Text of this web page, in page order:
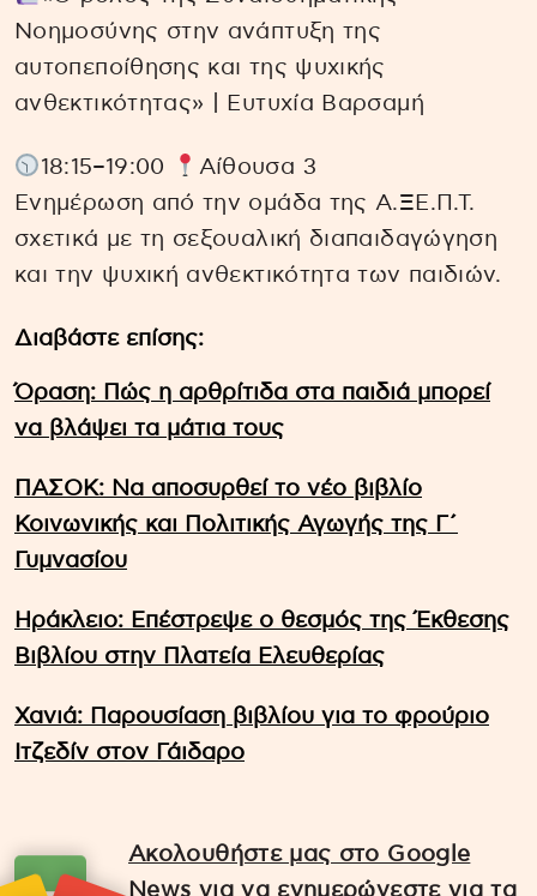
Νοημοσύνης στην ανάπτυξη της
αυτοπεποίθησης και της ψυχικής
ανθεκτικότητας» | Ευτυχία Βαρσαμή
18:15–19:00
Αίθουσα 3
Ενημέρωση από την ομάδα της Α.ΞΕ.Π.Τ.
σχετικά με τη σεξουαλική διαπαιδαγώγηση
και την ψυχική ανθεκτικότητα των παιδιών.
Διαβάστε επίσης:
Όραση: Πώς η αρθρίτιδα στα παιδιά μπορεί
να βλάψει τα μάτια τους
ΠΑΣΟΚ: Να αποσυρθεί το νέο βιβλίο
Κοινωνικής και Πολιτικής Αγωγής της Γ΄
Γυμνασίου
Ηράκλειο: Επέστρεψε ο θεσμός της Έκθεσης
Βιβλίου στην Πλατεία Ελευθερίας
Χανιά: Παρουσίαση βιβλίου για το φρούριο
Ιτζεδίν στον Γάιδαρο
Ακολουθήστε μας στο Google
News για να ενημερώνεστε για τα